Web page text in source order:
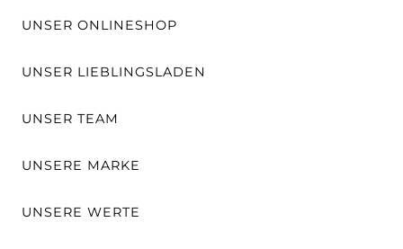
UNSER ONLINESHOP
UNSER LIEBLINGSLADEN
UNSER TEAM
UNSERE MARKE
UNSERE WERTE